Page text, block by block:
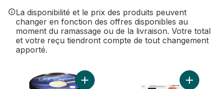
La disponibilité et le prix des produits peuvent
changer en fonction des offres disponibles au
moment du ramassage ou de la livraison. Votre total
et votre reçu tiendront compte de tout changement
apporté.
Ajouter Yogurt glacé brelan vanille au
Ajouter